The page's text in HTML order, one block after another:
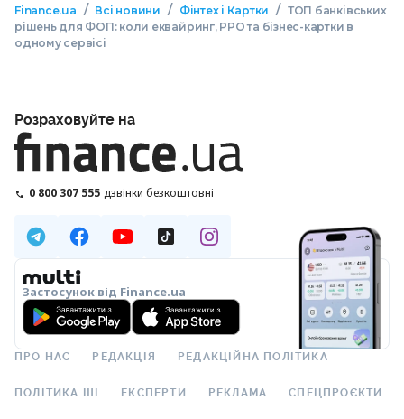
Finance.ua / Всі новини / Фінтех і Картки / ТОП банківських
рішень для ФОП: коли еквайринг, РРО та бізнес-картки в
одному сервісі
Розраховуйте на
0 800 307 555 дзвінки безкоштовні
Застосунок від Finance.ua
ПРО НАС РЕДАКЦІЯ РЕДАКЦІЙНА ПОЛІТИКА
ПОЛІТИКА ШІ ЕКСПЕРТИ РЕКЛАМА СПЕЦПРОЄКТИ